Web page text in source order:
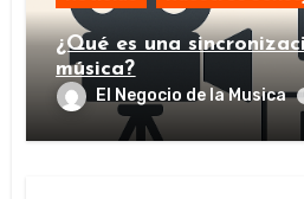
¿Qué es una
música?
El Negocio de la Musica